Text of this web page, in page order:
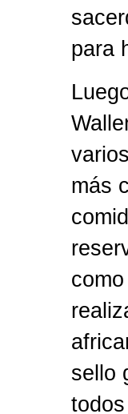
para
más
sello